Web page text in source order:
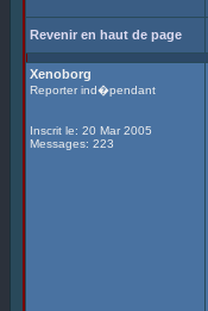
Revenir en haut de page
Xenoborg
Reporter ind�pendant
Inscrit le: 20 Mar 2005
Messages: 223